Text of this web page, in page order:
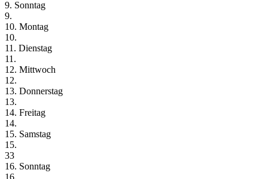
9. Sonntag
9.
10. Montag
10.
11. Dienstag
11.
12. Mittwoch
12.
13. Donnerstag
13.
14. Freitag
14.
15. Samstag
15.
33
16. Sonntag
16.